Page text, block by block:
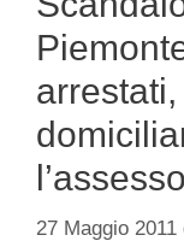
27 Maggio 2011